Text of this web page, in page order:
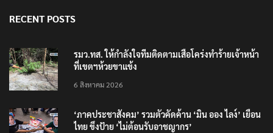
RECENT POSTS
รมว.ทส. ให้กำลังใจทีมติดตามเสือโคร่งทำร้ายเจ้าหน้า
ที่เขตฯห้วยขาแข้ง
6 สิงหาคม 2026
‘ภาคประชาสังคม’ รวมตัวคัดค้าน ‘มิน ออง ไลง์’ เยือน
ไทย ขึงป้าย ‘ไม่ต้อนรับอาชญากร’